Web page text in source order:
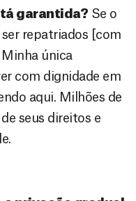
garantida? Se o
repatriados [com
única
com dignidade em
aqui. Milhões de
seus direitos e